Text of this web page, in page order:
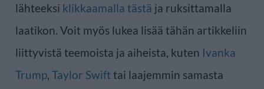
lähteeksi klikkaamalla tästä ja ruksittamalla
laatikon. Voit myös lukea lisää tähän artikkeliin
liittyvistä teemoista ja aiheista, kuten Ivanka
Trump, Taylor Swifttai laajemmin samasta